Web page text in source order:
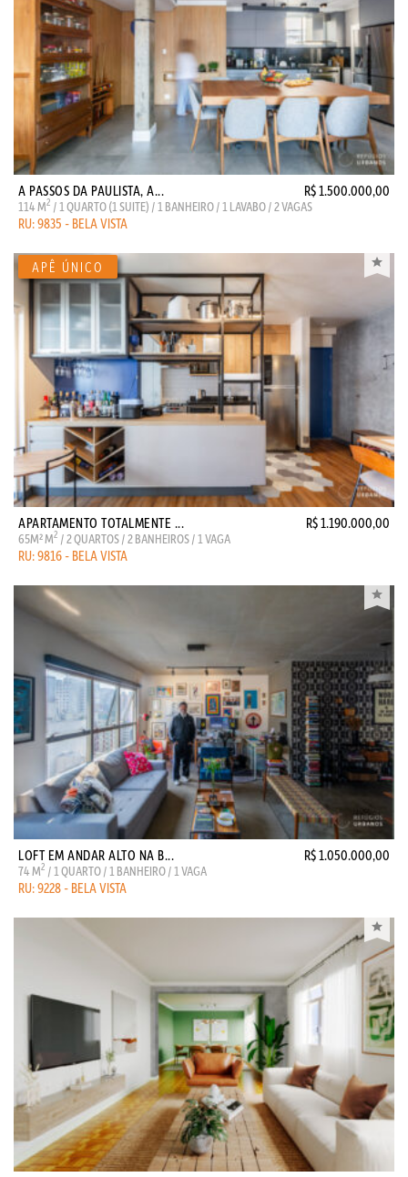
A PASSOS DA PAULISTA, A... R$ 1.500.000,00
114 M2 / 1 QUARTO (1 SUITE) / 1 BANHEIRO / 1 LAVABO / 2 VAGAS
RU: 9835 - BELA VISTA
APARTAMENTO TOTALMENTE ... R$ 1.190.000,00
65M² M2 / 2 QUARTOS / 2 BANHEIROS / 1 VAGA
RU: 9816 - BELA VISTA
LOFT EM ANDAR ALTO NA B... R$ 1.050.000,00
74 M2 / 1 QUARTO / 1 BANHEIRO / 1 VAGA
RU: 9228 - BELA VISTA